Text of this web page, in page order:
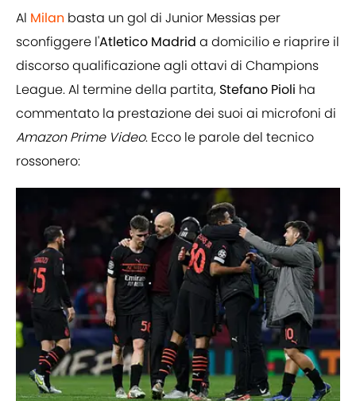
Al Milan basta un gol di Junior Messias per
sconfiggere l'Atletico Madrid a domicilio e riaprire il
discorso qualificazione agli ottavi di Champions
League. Al termine della partita, Stefano Pioli ha
commentato la prestazione dei suoi ai microfoni di
Amazon Prime Video. Ecco le parole del tecnico
rossonero: